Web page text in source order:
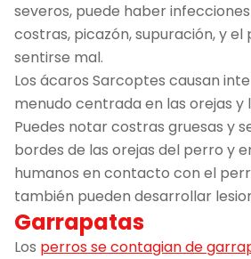
severos, puede haber
costras, picazón, supuración, y el
sentirse mal.
Los ácaros Sarcoptes causan
menudo centrada en las orejas y
Puedes notar costras gruesas y
bordes de las orejas del perro y
humanos en contacto con el
también pueden desarrollar
Garrapatas
Los perros se contagian de